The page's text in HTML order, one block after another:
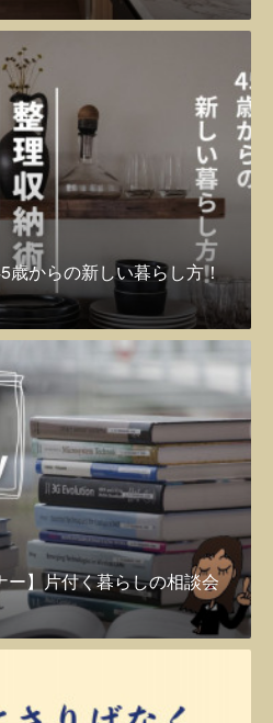
歳からの新しい暮らし方！
ー】片付く暮らしの相談会